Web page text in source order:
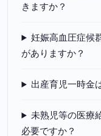
きますか？
妊娠高血圧症候
がありますか？
出産育児一時金
未熟児等の医療
必要ですか？